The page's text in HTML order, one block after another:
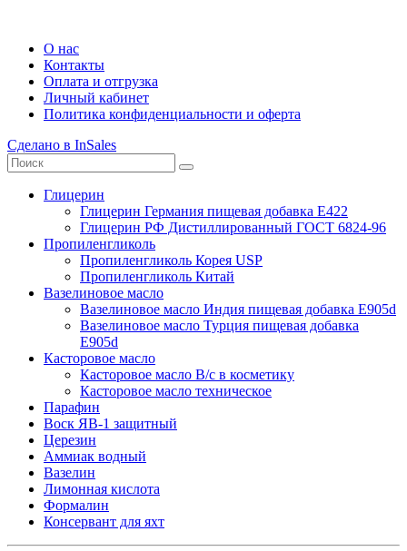
О нас
Контакты
Оплата и отгрузка
Личный кабинет
Политика конфиденциальности и оферта
Сделано в InSales
Глицерин
Глицерин Германия пищевая добавка Е422
Глицерин РФ Дистиллированный ГОСТ 6824-96
Пропиленгликоль
Пропиленгликоль Корея USP
Пропиленгликоль Китай
Вазелиновое масло
Вазелиновое масло Индия пищевая добавка Е905d
Вазелиновое масло Турция пищевая добавка
Е905d
Касторовое масло
Касторовое масло В/с в косметику
Касторовое масло техническое
Парафин
Воск ЯВ-1 защитный
Церезин
Аммиак водный
Вазелин
Лимонная кислота
Формалин
Консервант для яхт